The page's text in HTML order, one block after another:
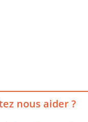
nous aider ?